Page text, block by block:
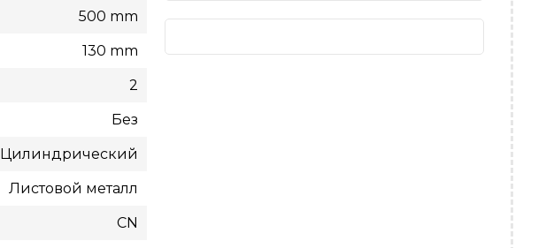
500 mm
130 mm
2
Без
Цилиндрический
Листовой металл
CN